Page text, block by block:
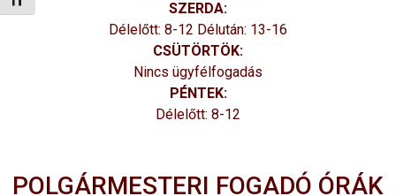
SZERDA:
Délelőtt: 8-12 Délután: 13-16
CSÜTÖRTÖK:
Nincs ügyfélfogadás
PÉNTEK:
Délelőtt: 8-12
POLGÁRMESTERI FOGADÓ ÓRÁK